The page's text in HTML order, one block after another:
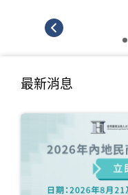
最新消息